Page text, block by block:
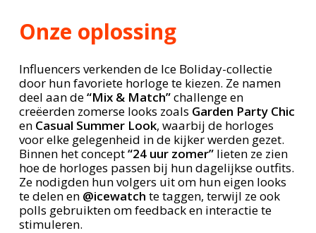
Onze oplossing
Influencers verkenden de Ice Boliday-collectie
door hun favoriete horloge te kiezen. Ze namen
deel aan de“Mix & Match”challenge en
creëerden zomerse looks zoals Garden Party Chic
en Casual Summer Look, waarbij de horloges
voor elke gelegenheid in de kijker werden gezet.
Binnen het concept“24 uur zomer”lieten ze zien
hoe de horloges passen bij hun dagelijkse outfits.
Ze nodigden hun volgers uit om hun eigen looks
te delen en @icewatch te taggen, terwijl ze ook
polls gebruikten om feedback en interactie te
stimuleren.